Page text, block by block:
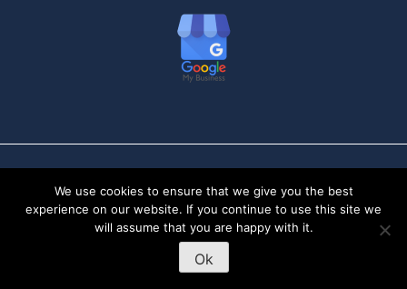
2025 Dunes & Desert. All rights reserved.
We use cookies to ensure that we give you the best
experience on our website. If you continue to use this site we
will assume that you are happy with it.
Ok